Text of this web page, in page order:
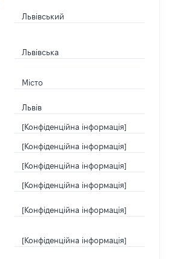
Львівський
Львівська
Місто
Львів
[Конфіденційна інформація]
[Конфіденційна інформація]
[Конфіденційна інформація]
[Конфіденційна інформація]
[Конфіденційна інформація]
[Конфіденційна інформація]